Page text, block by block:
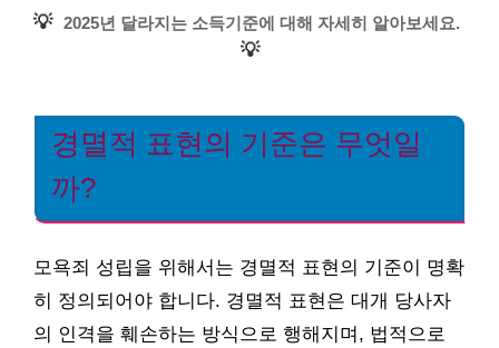
💡 2025년 달라지는 소득기준에 대해 자세히 알아보세요.
💡
경멸적 표현의 기준은 무엇일
까?
모욕죄 성립을 위해서는 경멸적 표현의 기준이 명확
히 정의되어야 합니다. 경멸적 표현은 대개 당사자
의 인격을 훼손하는 방식으로 행해지며, 법적으로